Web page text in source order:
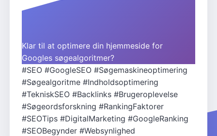
Klar til at optimere din hjemmeside for
Googles søgealgoritmer?
#SEO #GoogleSEO #Søgemaskineoptimering
#Søgealgoritme #Indholdsoptimering
#TekniskSEO #Backlinks #Brugeroplevelse
#Søgeordsforskning #RankingFaktorer
#SEOTips #DigitalMarketing #GoogleRanking
#SEOBegynder #Websynlighed